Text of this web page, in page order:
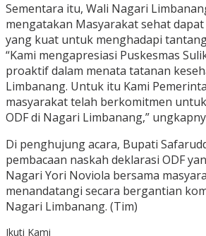
Sementara itu, Wali Nagari
mengatakan Masyarakat sehat
yang kuat untuk menghadapi
“Kami mengapresiasi Puskesmas
proaktif dalam menata tatanan
Limbanang. Untuk itu Kami
masyarakat telah berkomitmen
ODF di Nagari Limbanang,”
Di penghujung acara, Bupati
pembacaan naskah deklarasi ODF
Nagari Yori Noviola bersama
menandatangi secara bergantian
Nagari Limbanang. (Tim)
Ikuti Kami